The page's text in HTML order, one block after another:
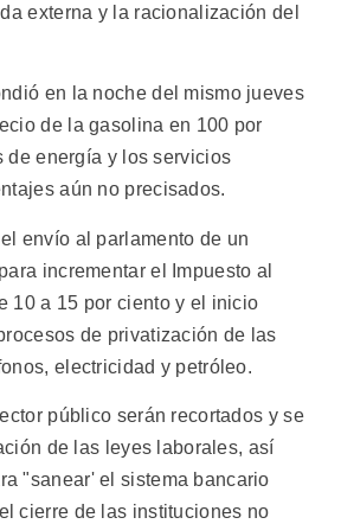
externa y la racionalización del
en la noche del mismo jueves
de la gasolina en 100 por
de energía y los servicios
aún no precisados.
envío al parlamento de un
incrementar el Impuesto al
10 a 15 por ciento y el inicio
de privatización de las
electricidad y petróleo.
público serán recortados y se
de las leyes laborales, así
"sanear' el sistema bancario
cierre de las instituciones no